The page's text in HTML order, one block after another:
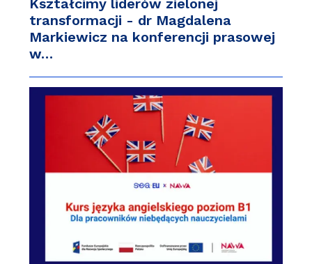
Kształcimy liderów zielonej
transformacji - dr Magdalena
Markiewicz na konferencji prasowej
w…